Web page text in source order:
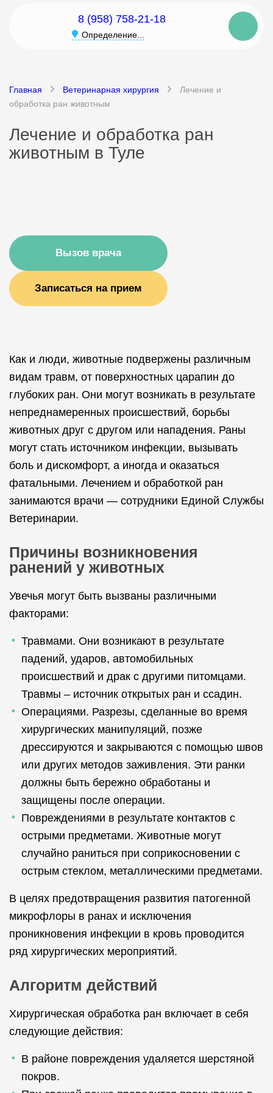
8 (958) 758-21-18
Определение...
Главная Ветеринарная хирургия
Лечение и
обработка ран животным
Лечение и обработка ран
животным в Туле
Вызов врача
Записаться на прием
Как и люди, животные подвержены различным
видам травм, от поверхностных царапин до
глубоких ран. Они могут возникать в результате
непреднамеренных происшествий, борьбы
животных друг с другом или нападения. Раны
могут стать источником инфекции, вызывать
боль и дискомфорт, а иногда и оказаться
фатальными. Лечением и обработкой ран
занимаются врачи — сотрудники Единой Службы
Ветеринарии.
Причины возникновения
ранений у животных
Увечья могут быть вызваны различными
факторами:
Травмами. Они возникают в результате
падений, ударов, автомобильных
происшествий и драк с другими питомцами.
Травмы – источник открытых ран и ссадин.
Операциями. Разрезы, сделанные во время
хирургических манипуляций, позже
дрессируются и закрываются с помощью швов
или других методов заживления. Эти ранки
должны быть бережно обработаны и
защищены после операции.
Повреждениями в результате контактов с
острыми предметами. Животные могут
случайно раниться при соприкосновении с
острым стеклом, металлическими предметами.
В целях предотвращения развития патогенной
микрофлоры в ранах и исключения
проникновения инфекции в кровь проводится
ряд хирургических мероприятий.
Алгоритм действий
Хирургическая обработка ран включает в себя
следующие действия:
В районе повреждения удаляется шерстяной
покров.